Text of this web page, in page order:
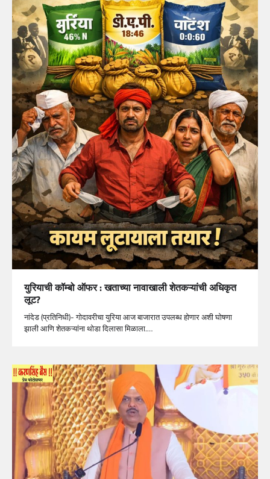
युरियाची कॉम्बो ऑफर : खताच्या नावाखाली शेतकऱ्यांची अधिकृत
लूट?
नांदेड (प्रतिनिधी)- गोदावरीचा युरिया आज बाजारात उपलब्ध होणार अशी घोषणा
झाली आणि शेतकऱ्यांना थोडा दिलासा मिळाला.…